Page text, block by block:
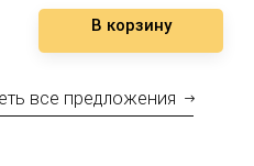
В корзину
все предложения